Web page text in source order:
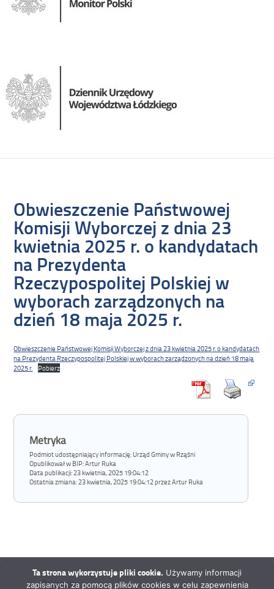
Obwieszczenie Państwowej
Komisji Wyborczej z dnia 23
kwietnia 2025 r. o kandydatach
na Prezydenta
Rzeczypospolitej Polskiej w
wyborach zarządzonych na
dzień 18 maja 2025 r.
Obwieszczenie Państwowej Komisji Wyborczej z dnia 23 kwietnia 2025 r. o kandydatach
na Prezydenta Rzeczypospolitej Polskiej w wyborach zarządzonych na dzień 18 maja
2025 r.
Pobierz
Metryka
Podmiot udostępniający informację: Urząd Gminy w Rząśni
Opublikował w BIP:Artur Ruka
Data publikacji:23 kwietnia, 2025 19:04:12
Ostatnia zmiana:23 kwietnia, 2025 19:04:12 przez Artur Ruka
Deklaracja
Ta strona wykorzystuje pliki cookie. Używamy informacji
zapisanych za pomocą plików cookies w celu zapewnienia